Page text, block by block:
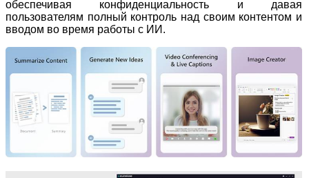
обеспечивая конфиденциальность и давая
пользователям полный контроль над своим контентом и
вводом во время работы с ИИ.